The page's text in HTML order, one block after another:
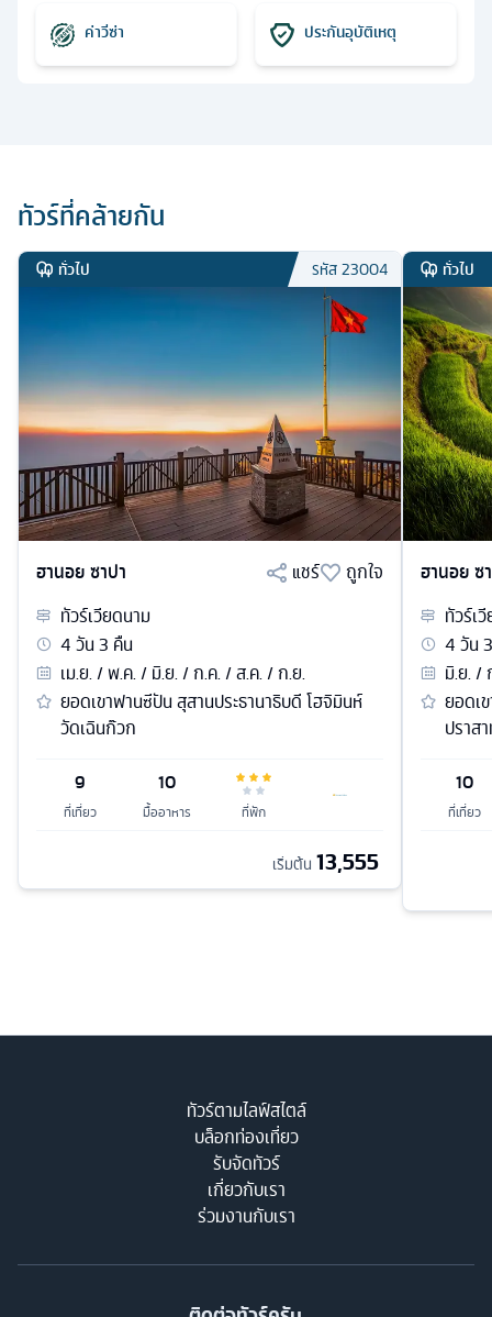
ค่าวีซ่า ประกันอุบัติเหตุ
ทัวร์ที่คล้ายกัน
ทั่วไป รหัส23004
ฮานอย ซาปา แชร์
ถูกใจ
ทัวร์เวียดนาม
4วัน3 คืน
เม.ย. / พ.ค. / มิ.ย. / ก.ค. / ส.ค. / ก.ย.
ยอดเขาฟานซีปัน สุสานประธานาธิบดี โฮจิมินห์
วัดเฉินก๊วก
9
ที่เที่ยว
10
มื้ออาหาร ที่พัก
เริ่มต้น 13,555
ทั่วไป
ฮานอย ซ
ทัวร์เ
4วัน3
มิ.ย. /
ยอดเ
ปราส
10
ที่เที่ยว
ทัวร์ตามไลฟ์สไตล์
บล็อกท่องเที่ยว
รับจัดทัวร์
เกี่ยวกับเรา
ร่วมงานกับเรา